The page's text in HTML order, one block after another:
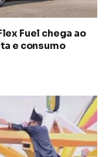
Fuel chega ao
e consumo